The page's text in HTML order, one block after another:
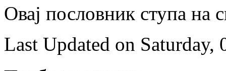
Овај пословник ступа
Last Updated on Saturday,